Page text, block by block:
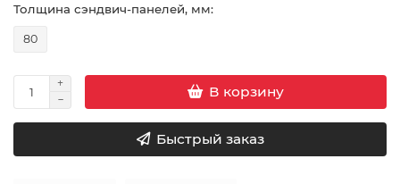
Толщина сэндвич-панелей, мм:
80
В корзину
Быстрый заказ